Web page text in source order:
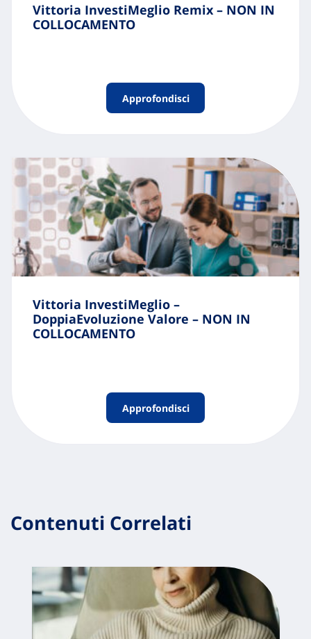
Vittoria InvestiMeglio Remix – NON IN
COLLOCAMENTO
Approfondisci
Vittoria InvestiMeglio –
DoppiaEvoluzione Valore – NON IN
COLLOCAMENTO
Approfondisci
Contenuti Correlati